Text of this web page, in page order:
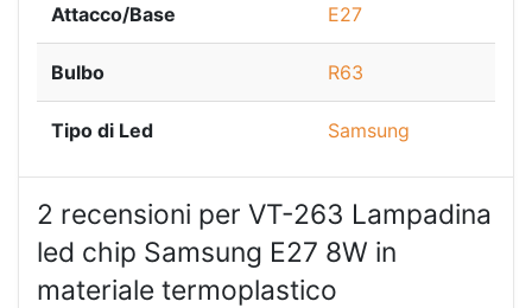
Attacco/Base E27
Bulbo R63
Tipo di Led Samsung
2 recensioni per VT-263 Lampadina
led chip Samsung E27 8W in
materiale termoplastico